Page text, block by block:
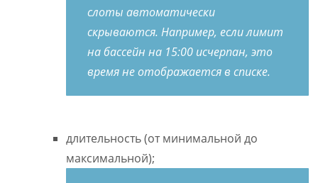
слоты автоматически
скрываются. Например, если лимит
на бассейн на 15:00 исчерпан, это
время не отображается в списке.
длительность (от минимальной до
максимальной);